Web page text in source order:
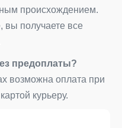
происхождением.
вы получаете все
предоплаты?
возможна оплата при
курьеру.